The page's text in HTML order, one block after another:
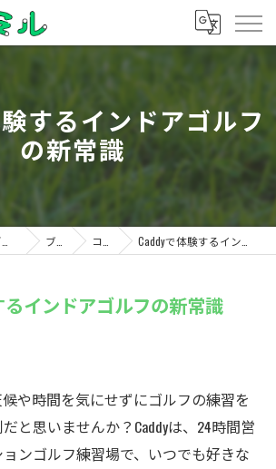
するインドアゴルフ
の新常識
ブログ コラム Caddyで体験するインドアゴルフの新常識
るインドアゴルフの新常識
や時間を気にせずにゴルフの練習を
と思いませんか？Caddyは、24時間営
ンゴルフ練習場で、いつでも好きな